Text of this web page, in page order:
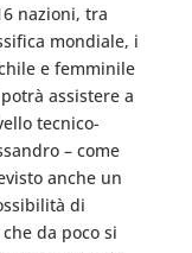
nazioni, tra
mondiale, i
e femminile
assistere a
tecnico-
– come
anche un
di
da poco si